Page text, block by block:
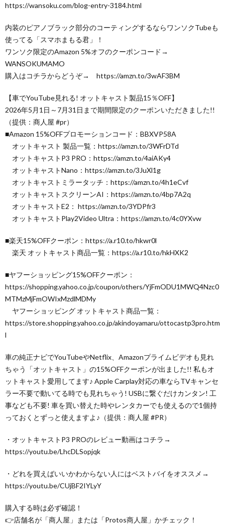
https://wansoku.com/blog-entry-3184.html
内装のピアノブラック部分のコーティングするならワンソクTubeも
使ってる「スマホまもる君」！
ワンソク限定のAmazon 5%オフのクーポンコード→
WANSOKUMAMO
購入はコチラからどうぞ→ https://amzn.to/3wAF3BM
【車でYouTube見れる! オットキャスト製品15％OFF】
2026年5月1日～7月31日まで期間限定のクーポンいただきました!!
（提供：商人屋 #pr）
■Amazon 15%OFFプロモーションコード：BBXVP58A
オットキャスト 製品一覧：https://amzn.to/3WFrDTd
オットキャストP3 PRO：https://amzn.to/4aiAKy4
オットキャストNano：https://amzn.to/3JuXl1g
オットキャストミラータッチ：https://amzn.to/4h1eCvf
オットキャストスクリーンAI：https://amzn.to/4bp7A2q
オットキャストE2： https://amzn.to/3YDPfr3
オットキャストPlay2Video Ultra：https://amzn.to/4c0YXvw
■楽天15%OFFクーポン：https://a.r10.to/hkwr0l
楽天 オットキャスト商品一覧：https://a.r10.to/hkHXK2
■ヤフーショッピング15%OFFクーポン：
https://shopping.yahoo.co.jp/coupon/others/YjFmODU1MWQ4Nzc0
MTMzMjFmOWIxMzdlMDMy
ヤフーショッピング オットキャスト商品一覧：
https://store.shopping.yahoo.co.jp/akindoyamaru/ottocastp3pro.htm
l
車の純正ナビでYouTubeやNetflix、Amazonプライムビデオも見れ
ちゃう「オットキャスト」の15%OFFクーポンが出ました!! 私もオ
ットキャスト愛用してます♪ Apple Carplay対応の車ならTVキャンセ
ラー不要で動いてる時でも見れちゃう! USBに繋ぐだけカンタン! 工
事なども不要! 車を買い替えた時やレンタカーでも使えるので1個持
っておくとずっと使えますよ♪（提供：商人屋 #PR）
・オットキャストP3 PROのレビュー動画はコチラ→
https://youtu.be/LhcDLSopjqk
・どれを買えばいいかわからない人にはベストバイをオススメ→
https://youtu.be/CUjBF2IYLyY
購入する時は必ず確認！
👉店舗名が「商人屋」または「Protos商人屋」かチェック！